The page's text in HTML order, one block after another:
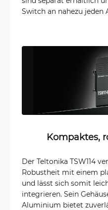
Switch an nahezu jeden
Kompaktes,
Der Teltonika TSW114
Robustheit mit einem
und lässt sich somit
integrieren. Sein
Aluminium bietet